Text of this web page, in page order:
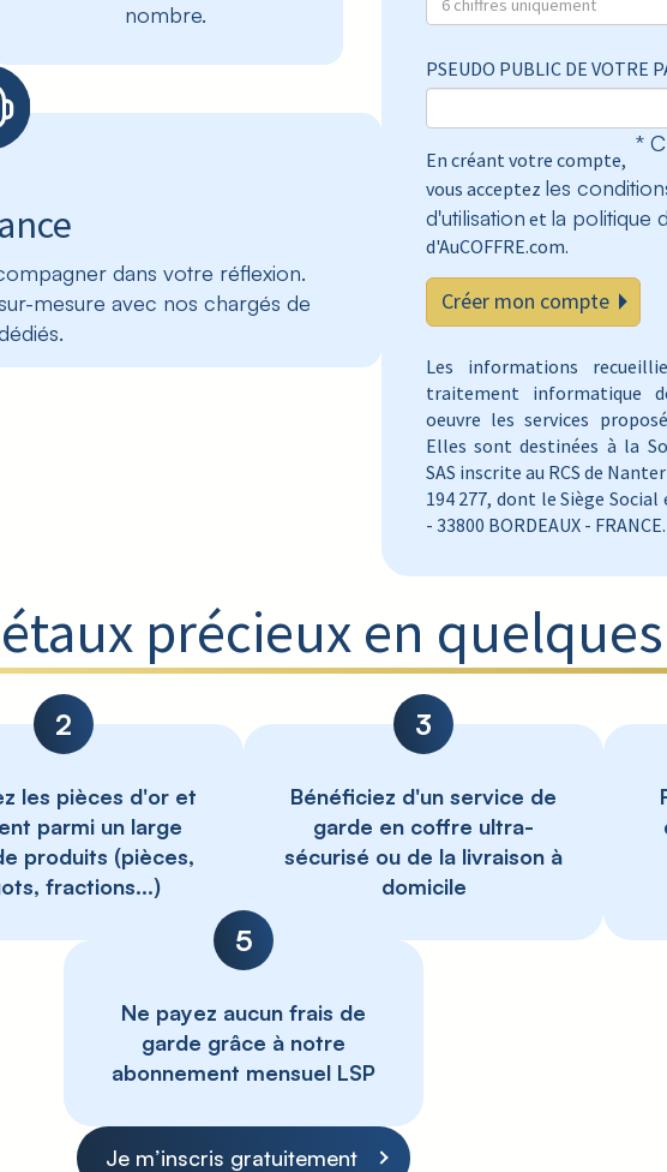
nombre.
dans votre réflexion.
mesure avec nos chargés de
PSEUDO PUBLIC DE VOTRE
*
En créant votre compte,
vous acceptez les
d'utilisation et la politique
d'AuCOFFRE.com.
Créer mon compte
Les informations
traitement informatique
oeuvre les services
Elles sont destinées à la
SAS inscrite au RCS de
194 277, dont le Siège
- 33800 BORDEAUX - FRANCE.
précieux en
2
les pièces d'or et
parmi un large
produits (pièces,
fractions...)
3
Bénéficiez d'un service de
garde en coffre ultra-
sécurisé ou de la livraison à
domicile
5
Ne payez aucun frais de
garde grâce à notre
abonnement mensuel LSP
Je m’inscris gratuitement